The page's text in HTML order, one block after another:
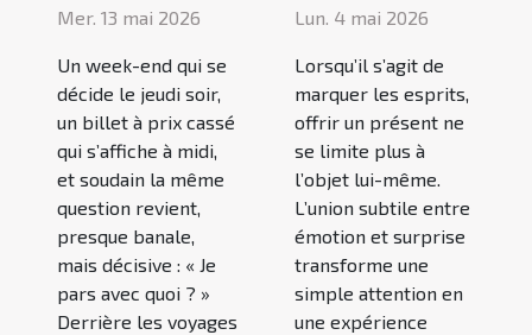
Mer. 13 mai 2026
Un week-end qui se
décide le jeudi soir,
un billet à prix cassé
qui s’affiche à midi,
et soudain la même
question revient,
presque banale,
mais décisive : « Je
pars avec quoi ? »
Derrière les voyages
Lun. 4 mai 2026
Lorsqu’il s’agit de
marquer les esprits,
offrir un présent ne
se limite plus à
l’objet lui-même.
L’union subtile entre
émotion et surprise
transforme une
simple attention en
une expérience